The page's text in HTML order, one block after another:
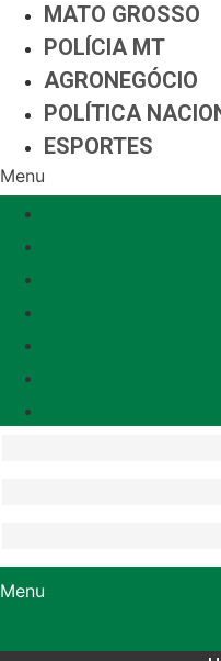
MATO GROSSO
POLÍCIA MT
AGRONEGÓCIO
POLÍTICA
ESPORTES
Menu
Menu